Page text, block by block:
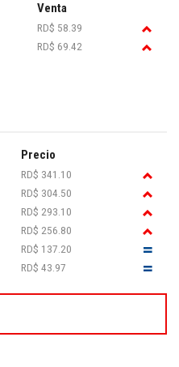
Venta
RD$ 58.39
RD$ 69.42
Precio
RD$ 341.10
RD$ 304.50
RD$ 293.10
RD$ 256.80
RD$ 137.20
RD$ 43.97